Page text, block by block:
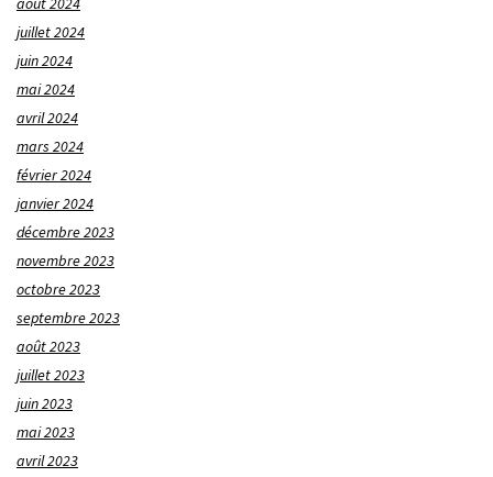
juillet 2024
juin 2024
mai 2024
avril 2024
mars 2024
février 2024
janvier 2024
décembre 2023
novembre 2023
octobre 2023
septembre 2023
août 2023
juillet 2023
juin 2023
mai 2023
avril 2023